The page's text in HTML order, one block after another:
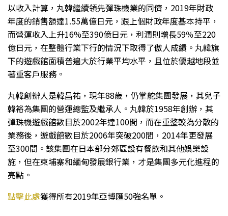
以收入計算，丸韓繼續領先彈珠機業的同儕，2019年財政
年度的銷售額達1.55萬億日元，跟上個財政年度基本持平，
而營運收入上升16%至390億日元，利潤則增長59％至220
億日元，在整體行業下行的情況下取得了傲人成績。丸韓旗
下的遊戲館面積普遍大於行業平均水平，且位於優越地段並
著重客戶服務。
丸韓創辦人是韓昌祐，現年88歲，仍掌舵集團發展，其兒子
韓裕為集團的營運總監及繼承人。丸韓於1958年創辦，其
彈珠機遊戲館數目於2002年達100間，而在重整較為分散的
業務後，遊戲館數目於2006年突破200間，2014年更發展
至300間。該集團在日本部分郊區設有餐飲和其他娛樂設
施，但在柬埔寨和緬甸發展銀行業，才是集團多元化進程的
亮點。
點擊此處獲得所有2019年亞博匯50強名單。